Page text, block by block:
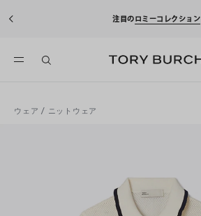
注目のロミーコレクション
ウェア / ニットウェア